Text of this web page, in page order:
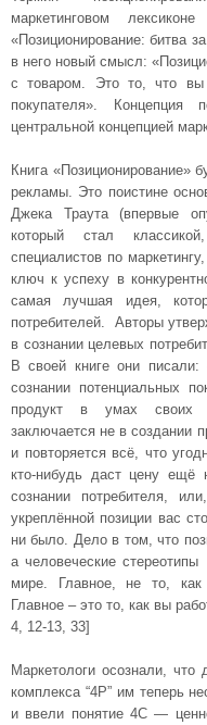
маркетинговом
«Позиционирование: битва
в него новый смысл:
с товаром. Это то, что вы
покупателя». Концепция
центральной концепцией
Книга «Позиционирование»
рекламы. Это поистине
Джека Траута (впервые
который стал
специалистов по
ключ к успеху в
самая лучшая идея,
потребителей. Авторы
в сознании целевых
В своей книге они писали:
сознании потенциальных
продукт в умах своих
заключается не в создании
и повторяется всё, что
кто-нибудь даст цену ещё
сознании потребителя,
укреплённой позиции вас
ни было. Дело в том, что
а человеческие
мире. Главное, не то,
Главное – это то, как вы
4, 12-13, 33]
Маркетологи осознали, что
комплекса “4Р” им теперь
и ввели понятие 4С —